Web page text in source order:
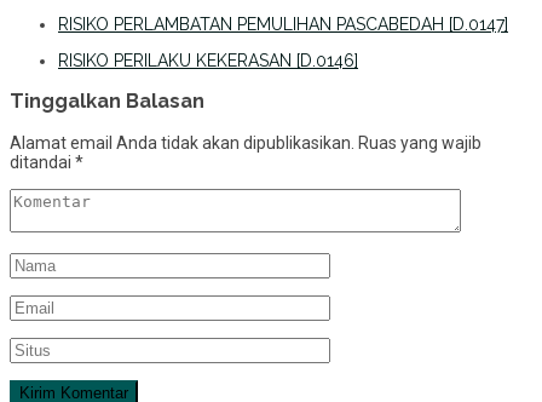
RISIKO PERLAMBATAN PEMULIHAN PASCABEDAH [D.0147]
RISIKO PERILAKU KEKERASAN [D.0146]
Tinggalkan Balasan
Alamat email Anda tidak akan dipublikasikan. Ruas yang wajib
ditandai *